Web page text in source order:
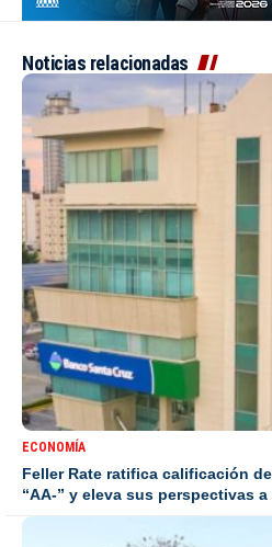
Noticias relacionadas
ECONOMÍA
Feller Rate ratifica calificación
“AA-” y eleva sus perspectivas a